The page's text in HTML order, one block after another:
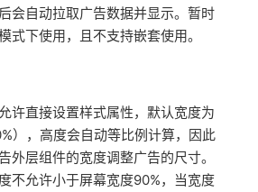
会自动拉取广告数据并显示。暂时
式下使用，且不支持嵌套使用。
许直接设置样式属性，默认宽度为
），高度会自动等比例计算，因此
外层组件的宽度调整广告的尺寸。
不允许小于屏幕宽度90%，当宽度